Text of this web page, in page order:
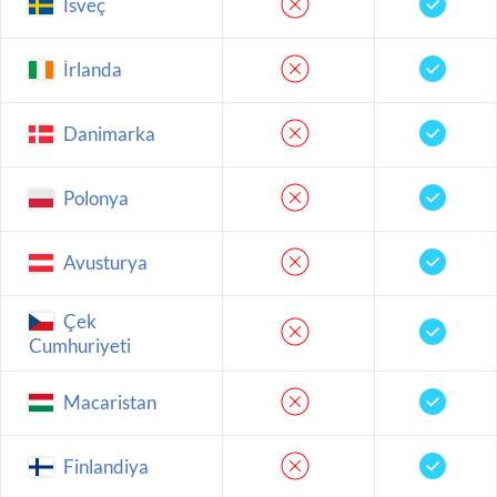
İsveç
İrlanda
Danimarka
Polonya
Avusturya
Çek
Cumhuriyeti
Macaristan
Finlandiya